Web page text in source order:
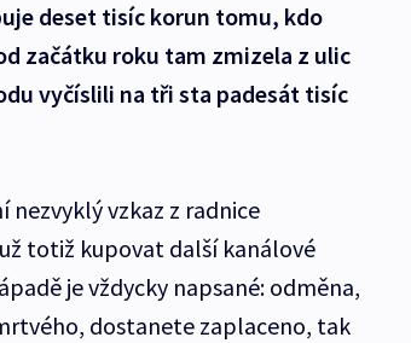
deset tisíc korun tomu, kdo
začátku roku tam zmizela z ulic
vyčíslili na tři sta padesát tisíc
nezvyklý vzkaz z radnice
totiž kupovat další kanálové
je vždycky napsané: odměna,
dostanete zaplaceno, tak